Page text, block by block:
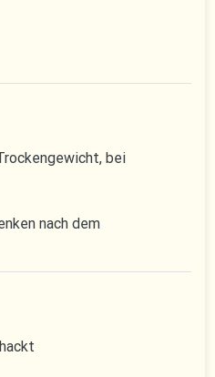
bei
nach dem